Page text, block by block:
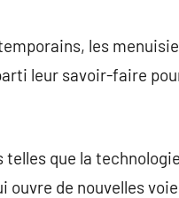
les
leur savoir-faire
que la
de nouvelles